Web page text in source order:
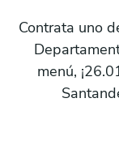
Contrata uno
menú,